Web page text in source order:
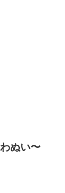
ぬい〜